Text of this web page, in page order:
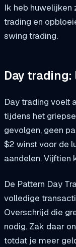
Ik heb huwelijken
trading en
swing trading.
Day
Day trading voelt
tijdens het
gevolgen, geen
$2 winst voor de
aandelen. Vijftien
De Pattern Day
volledige
Overschrijd die
nodig. Zak daar
totdat je meer